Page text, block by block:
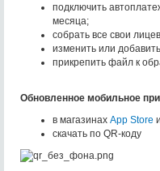
подключить
месяца;
собрать все свои
изменить или
прикрепить файл к
Обновленное мобильное
в магазинах App Store
скачать по QR-коду